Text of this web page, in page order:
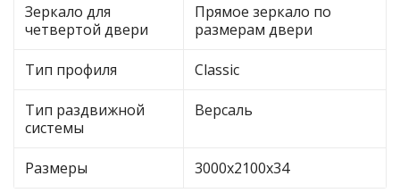
Зеркало для
четвертой двери
Прямое зеркало по
размерам двери
Тип профиля Classic
Тип раздвижной
системы
Версаль
Размеры 3000х2100х34